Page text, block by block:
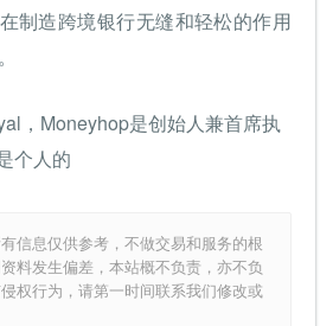
制造跨境银行无缝和轻松的作用
，Moneyhop是创始人兼首席执
个人的
信息仅供参考，不做交易和服务的根
料发生偏差，本站概不负责，亦不负
权行为，请第一时间联系我们修改或